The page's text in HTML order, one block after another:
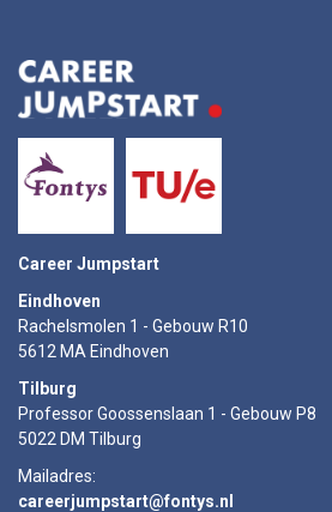
Career Jumpstart
Eindhoven
Rachelsmolen 1 - Gebouw R10
5612 MA Eindhoven
Tilburg
Professor Goossenslaan 1 - Gebouw P8
5022 DM Tilburg
Mailadres:
careerjumpstart@fontys.nl